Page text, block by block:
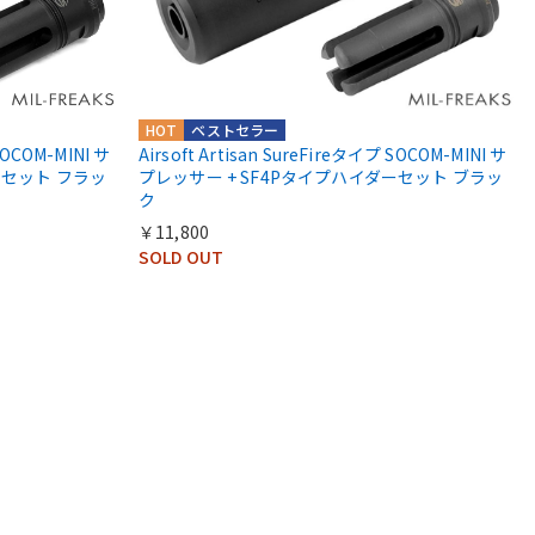
MINI サ
ット フラッ
ベストセラー
HOT
Airsoft Artisan SureFireタイプ SOCOM-MINI サ
プレッサー + SF4Pタイプハイダーセット ブラッ
ク
￥11,800
SOLD OUT